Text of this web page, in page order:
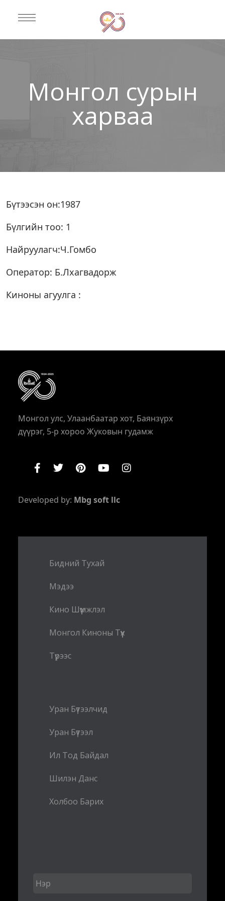
Монгол сурын
харваа
Бүтээсэн он:1987
Бүлгийн тоо: 1
Найруулагч:Ч.Гомбо
Оператор: Б.Лхагвадорж
Киноны агуулга :
Монгол улс, Улаанбаатар хот, Баянзүрх
дүүрэг, 5-р хороо Жуковын гудамж
Developed by: Mbg soft llc
Бидний Тухай
Мэдээ
Кино Шүүмжлэл
Монгол Киноны Түүх
Түрээс
Уран Бүтээлчид
Уран Бүтээл
Ил Тод Байдал
Шилэн Данс
Холбоо Барих